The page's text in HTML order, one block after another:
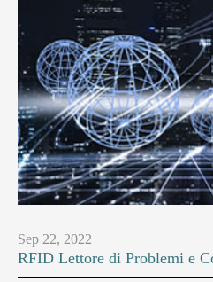
Sep 22, 2022
RFID Lettore di Problemi e